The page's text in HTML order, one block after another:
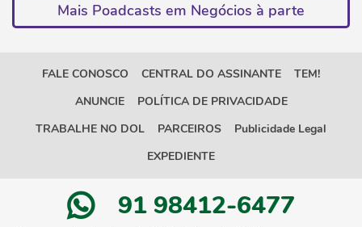
Mais Poadcasts em Negócios à parte
FALE CONOSCO CENTRAL DO ASSINANTE
TEM!
ANUNCIE
POLÍTICA DE PRIVACIDADE
TRABALHE NO DOL
PARCEIROS
Publicidade Legal
EXPEDIENTE
91 98412-6477